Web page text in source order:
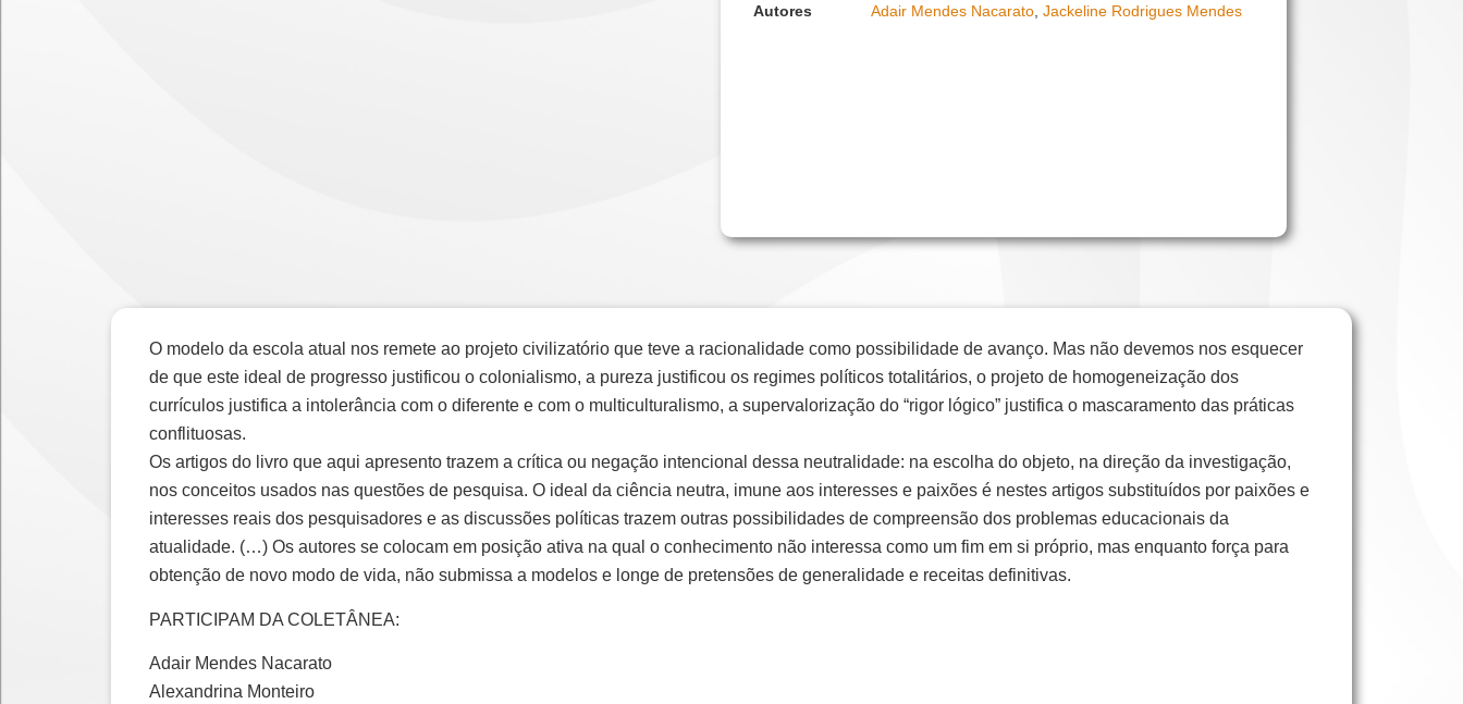
Autores
Adair Mendes Nacarato, Jackeline Rodrigues Mendes
O modelo da escola atual nos remete ao projeto civilizatório que teve a racionalidade como possibilidade de avanço. Mas não devemos nos esquecer
de que este ideal de progresso justificou o colonialismo, a pureza justificou os regimes políticos totalitários, o projeto de homogeneização dos
currículos justifica a intolerância com o diferente e com o multiculturalismo, a supervalorização do “rigor lógico” justifica o mascaramento das práticas
conflituosas.
Os artigos do livro que aqui apresento trazem a crítica ou negação intencional dessa neutralidade: na escolha do objeto, na direção da investigação,
nos conceitos usados nas questões de pesquisa. O ideal da ciência neutra, imune aos interesses e paixões é nestes artigos substituídos por paixões e
interesses reais dos pesquisadores e as discussões políticas trazem outras possibilidades de compreensão dos problemas educacionais da
atualidade. (…) Os autores se colocam em posição ativa na qual o conhecimento não interessa como um fim em si próprio, mas enquanto força para
obtenção de novo modo de vida, não submissa a modelos e longe de pretensões de generalidade e receitas definitivas.
PARTICIPAM DA COLETÂNEA:
Adair Mendes Nacarato
Alexandrina Monteiro